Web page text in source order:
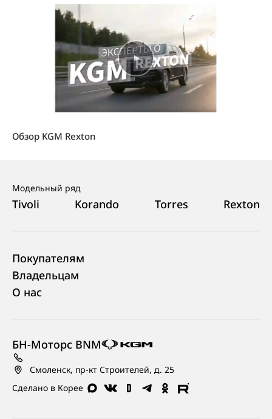
Обзор KGM Rexton
Сделано в Корее
БН-Моторс BNM
Смоленск, пр-кт Строителей, д. 25
Модельный ряд
Tivoli Korando Torres Rexton
Покупателям
Владельцам
О нас